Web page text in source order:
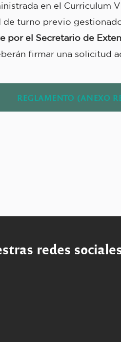
en el Curriculum
turno previo
por el Secretario de
firmar una solicitud
REGLAMENTO (ANEXO
redes